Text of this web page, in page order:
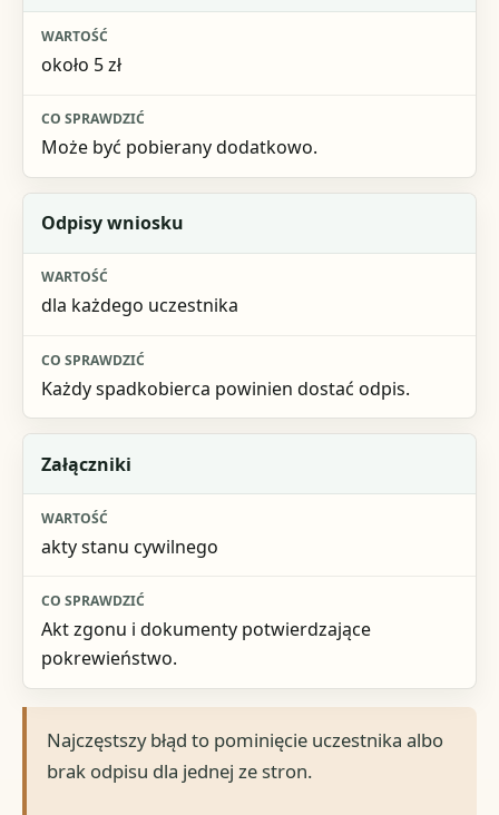
około 5 zł
Może być pobierany dodatkowo.
Odpisy wniosku
dla każdego uczestnika
Każdy spadkobierca powinien dostać odpis.
Załączniki
akty stanu cywilnego
Akt zgonu i dokumenty potwierdzające
pokrewieństwo.
Najczęstszy błąd to pominięcie uczestnika albo
brak odpisu dla jednej ze stron.